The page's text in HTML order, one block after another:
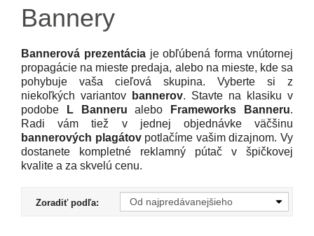
Bannery
Bannerová prezentáciaje obľúbená forma vnútornej
propagácie na mieste predaja, alebo na mieste, kde sa
pohybuje vaša cieľová skupina. Vyberte si z
niekoľkých variantov
bannerov. Stavte na klasiku v
podobe
L Banneru alebo Frameworks Banneru.
Radi vám tiež v jednej objednávke väčšinu
bannerových plagátov potlačíme vašim dizajnom. Vy
dostanete kompletné reklamný pútač v špičkovej
kvalite a za skvelú cenu.
Zoradiť podľa: